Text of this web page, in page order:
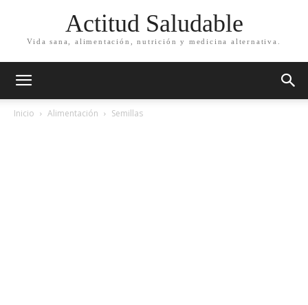
Actitud Saludable
Vida sana, alimentación, nutrición y medicina alternativa.
Inicio Alimentación Semillas